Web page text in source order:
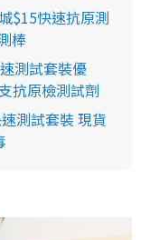
$15快速抗原測
棒
測試套裝優
抗原檢測試劑
測試套裝 現貨